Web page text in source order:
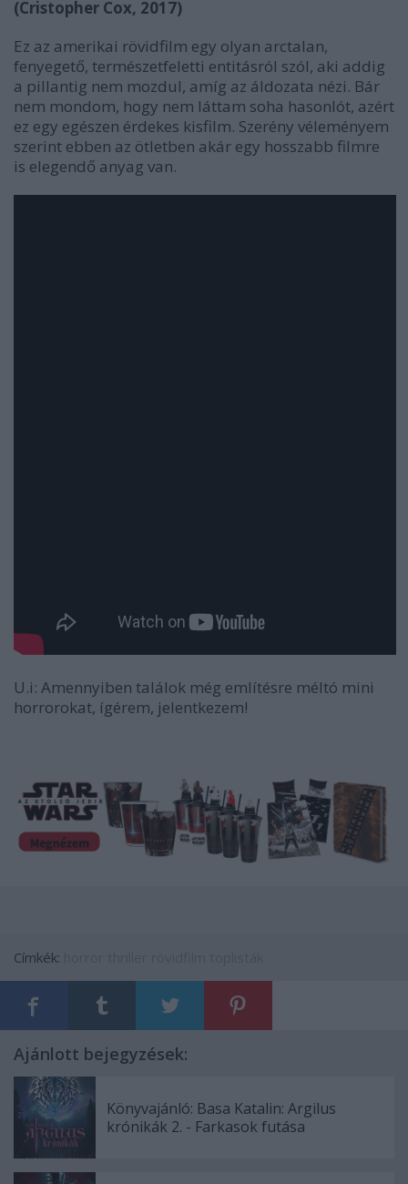
(Cristopher Cox, 2017)
Ez az amerikai rövidfilm egy olyan arctalan,
fenyegető, természetfeletti entitásról szól, aki addig
a pillantig nem mozdul, amíg az áldozata nézi. Bár
nem mondom, hogy nem láttam soha hasonlót, azért
ez egy egészen érdekes kisfilm. Szerény véleményem
szerint ebben az ötletben akár egy hosszabb filmre
is elegendő anyag van.
U.i: Amennyiben találok még említésre méltó mini
horrorokat, ígérem, jelentkezem!
Címkék:
Ajánlott bejegyzések:
Könyvajánló: Basa Katalin: Argilus
krónikák 2. - Farkasok futása